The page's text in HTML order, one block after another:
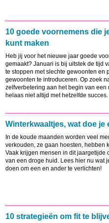
10 goede voornemens die
kunt maken
Heb jij voor het nieuwe jaar goede
gemaakt? Januari is bij uitstek de tijd
te stoppen met slechte gewoonten en
gewoonten te introduceren. Op zoek
zelfverbetering aan het begin van een
helaas niet altijd met hetzelfde succes.
Winterkwaaltjes, wat doe je
In de koude maanden worden veel
verkouden, ze gaan hoesten, hebben
Vaak krijgen mensen in dit jaargetijde
van een droge huid. Lees hier nu wat
doen om een en ander te verlichten!
10 strategieën om fit te